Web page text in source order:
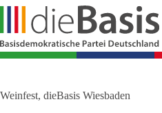
Zum
springen
Weinfest, dieBasis Wiesbaden